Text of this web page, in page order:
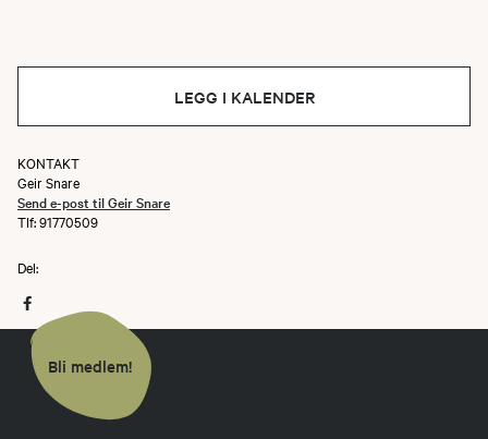
LEGG I KALENDER
KONTAKT
Geir Snare
Send e-post til Geir Snare
Tlf: 91770509
Del:
Bli medlem!